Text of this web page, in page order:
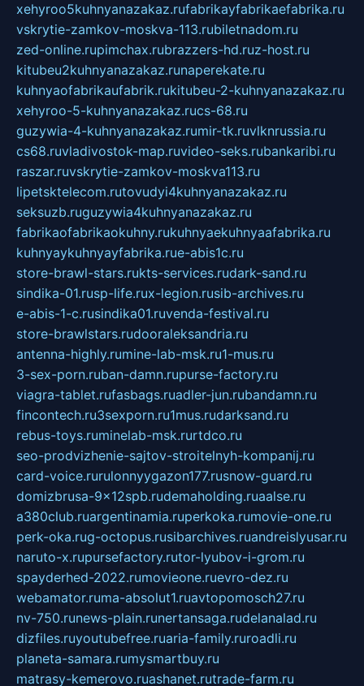
xehyroo5kuhnyanazakaz.rufabrikayfabrikaefabrika.ru
vskrytie-zamkov-moskva-113.rubiletnadom.ru
zed-online.rupimchax.rubrazzers-hd.ruz-host.ru
kitubeu2kuhnyanazakaz.runaperekate.ru
kuhnyaofabrikaufabrik.rukitubeu-2-kuhnyanazakaz.ru
xehyroo-5-kuhnyanazakaz.rucs-68.ru
guzywia-4-kuhnyanazakaz.rumir-tk.ruvlknrussia.ru
cs68.ruvladivostok-map.ruvideo-seks.rubankaribi.ru
raszar.ruvskrytie-zamkov-moskva113.ru
lipetsktelecom.rutovudyi4kuhnyanazakaz.ru
seksuzb.ruguzywia4kuhnyanazakaz.ru
fabrikaofabrikaokuhny.rukuhnyaekuhnyaafabrika.ru
kuhnyaykuhnyayfabrika.rue-abis1c.ru
store-brawl-stars.rukts-services.rudark-sand.ru
sindika-01.rusp-life.rux-legion.rusib-archives.ru
e-abis-1-c.rusindika01.ruvenda-festival.ru
store-brawlstars.rudooraleksandria.ru
antenna-highly.rumine-lab-msk.ru1-mus.ru
3-sex-porn.ruban-damn.rupurse-factory.ru
viagra-tablet.rufasbags.ruadler-jun.rubandamn.ru
fincontech.ru3sexporn.ru1mus.rudarksand.ru
rebus-toys.ruminelab-msk.rurtdco.ru
seo-prodvizhenie-sajtov-stroitelnyh-kompanij.ru
card-voice.rurulonnyygazon177.rusnow-guard.ru
domizbrusa-9x12spb.rudemaholding.ruaalse.ru
a380club.ruargentinamia.ruperkoka.rumovie-one.ru
perk-oka.rug-octopus.rusibarchives.ruandreislyusar.ru
naruto-x.rupursefactory.rutor-lyubov-i-grom.ru
spayderhed-2022.rumovieone.ruevro-dez.ru
webamator.ruma-absolut1.ruavtopomosch27.ru
nv-750.runews-plain.runertansaga.rudelanalad.ru
dizfiles.ruyoutubefree.ruaria-family.ruroadli.ru
planeta-samara.rumysmartbuy.ru
matrasy-kemerovo.ruashanet.rutrade-farm.ru